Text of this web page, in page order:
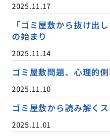
2025.11.17
「ゴミ屋敷から抜け出
の始まり
2025.11.14
ゴミ屋敷問題、心理的
2025.11.10
ゴミ屋敷から読み解く
2025.11.01